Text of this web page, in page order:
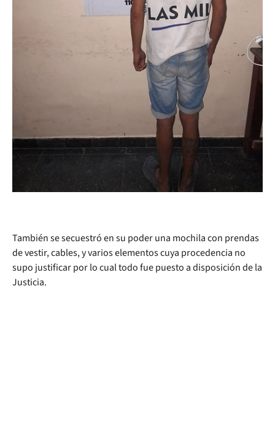
También se secuestró en su poder una mochila con prendas
de vestir, cables, y varios elementos cuya procedencia no
supo justificar por lo cual todo fue puesto a disposición de la
Justicia.